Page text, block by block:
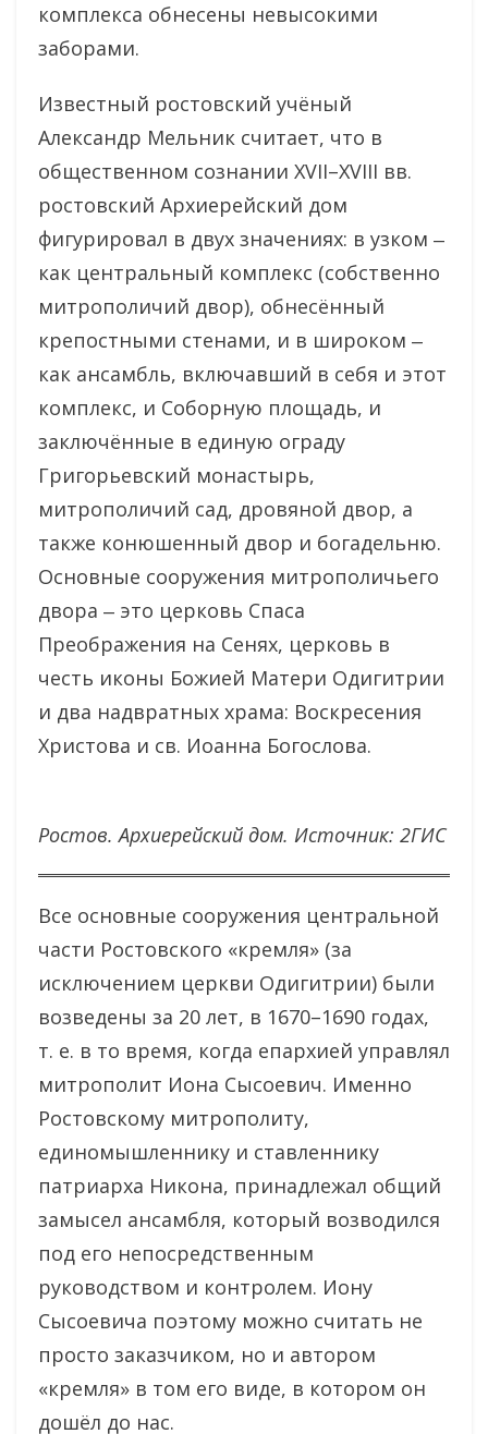
комплекса обнесены невысокими
заборами.
Известный ростовский учёный
Александр Мельник считает, что в
общественном сознании XVII–XVIII вв.
ростовский Архиерейский дом
фигурировал в двух значениях: в узком ‒
как центральный комплекс (собственно
митрополичий двор), обнесённый
крепостными стенами, и в широком ‒
как ансамбль, включавший в себя и этот
комплекс, и Соборную площадь, и
заключённые в единую ограду
Григорьевский монастырь,
митрополичий сад, дровяной двор, а
также конюшенный двор и богадельню.
Основные сооружения митрополичьего
двора ‒ это церковь Спаса
Преображения на Сенях, церковь в
честь иконы Божией Матери Одигитрии
и два надвратных храма: Воскресения
Христова и св. Иоанна Богослова.
Ростов. Архиерейский дом. Источник: 2ГИС
Все основные сооружения центральной
части Ростовского «кремля» (за
исключением церкви Одигитрии) были
возведены за 20 лет, в 1670–1690 годах,
т. е. в то время, когда епархией управлял
митрополит Иона Сысоевич. Именно
Ростовскому митрополиту,
единомышленнику и ставленнику
патриарха Никона, принадлежал общий
замысел ансамбля, который возводился
под его непосредственным
руководством и контролем. Иону
Сысоевича поэтому можно считать не
просто заказчиком, но и автором
«кремля» в том его виде, в котором он
дошёл до нас.